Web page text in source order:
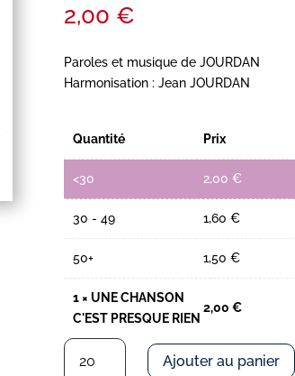
2,00 €
Paroles et musique de JOURDAN
Harmonisation : Jean JOURDAN
Quantité Prix
<30 2,00 €
30 - 49 1,60 €
50+ 1,50 €
1 ×UNE CHANSON
C'EST PRESQUE RIEN
2,00 €
quantité
Ajouter au panier